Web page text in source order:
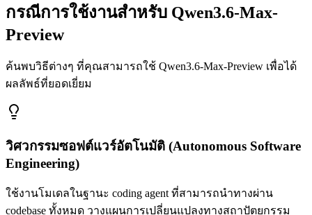
กรณีการใช้งานสำหรับ Qwen3.6-Max-
Preview
ค้นพบวิธีต่างๆ ที่คุณสามารถใช้ Qwen3.6-Max-Preview เพื่อได้
ผลลัพธ์ที่ยอดเยี่ยม
วิศวกรรมซอฟต์แวร์อัตโนมัติ (Autonomous Software
Engineering)
ใช้งานโมเดลในฐานะ coding agent ที่สามารถนำทางผ่าน
codebase ทั้งหมด วางแผนการเปลี่ยนแปลงทางสถาปัตยกรรม